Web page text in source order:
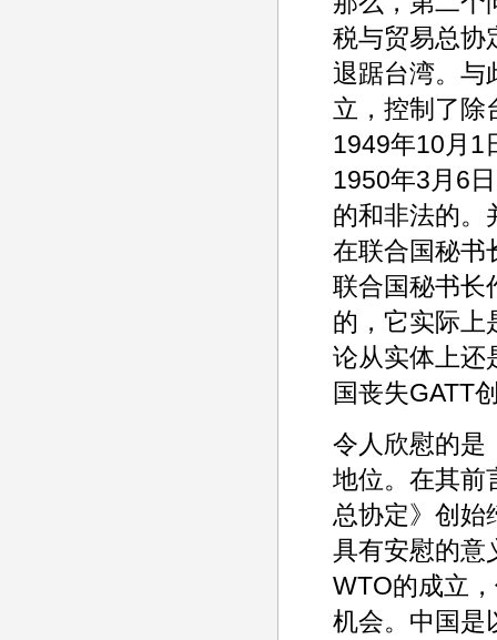
税与贸易总协
退踞台湾。与
立，控制了除
1949年10月1
1950年3月6
的和非法的。
在联合国秘书
联合国秘书长
的，它实际上
论从实体上还
国丧失GATT
令人欣慰的是
地位。在其前
总协定》创始
具有安慰的意
WTO的成立
机会。中国是